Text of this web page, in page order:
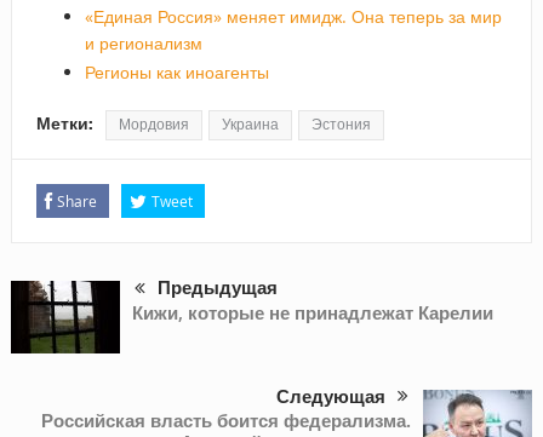
«Единая Россия» меняет имидж. Она теперь за мир
и регионализм
Регионы как иноагенты
Метки: Мордовия Украина Эстония
Share Tweet
Предыдущая
Кижи, которые не принадлежат Карелии
Следующая
Российская власть боится федерализма.